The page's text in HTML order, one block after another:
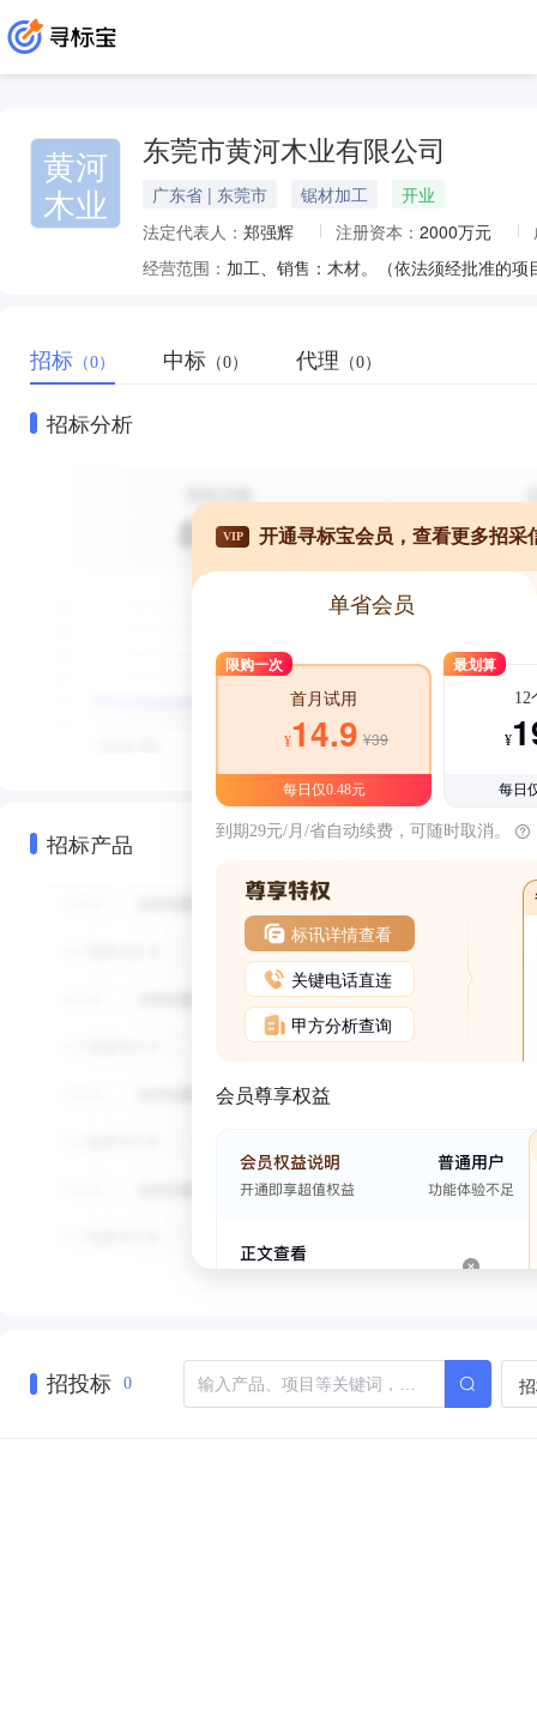
黄河
木业
东莞市黄河木业有限公司
广东省 | 东莞市 锯材加工
开业
法定代表人： 郑强辉 注册资本： 2000万元
经营范围： 加工、销售：木材。（依法须经批准的
招标 （0） 中标 （0） 代理 （0）
招标分析
招标产品
VIP 开通寻标宝会员，查看更多招采
单省会员
限购一次
首月试用
¥14.9 ¥39
每日仅0.48元
最划算
12
¥
每日
到期29元/月/省自动续费，可随时取消。
标讯详情查看
关键电话直连
甲方分析查询
会员尊享权益
招投标 0